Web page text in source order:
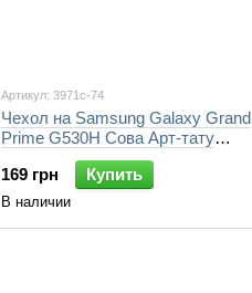
Артикул: 3971c-74
Чехол на Samsung Galaxy Grand
Prime G530H Сова Арт-тату
"3971c-74-7105"
169 грн
Купить
В наличии